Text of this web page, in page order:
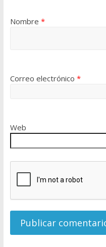
Nombre *
Correo electrónico *
Web